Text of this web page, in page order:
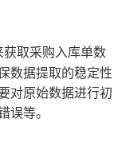
获取采购入库单数
数据提取的稳定性
对原始数据进行初
等。